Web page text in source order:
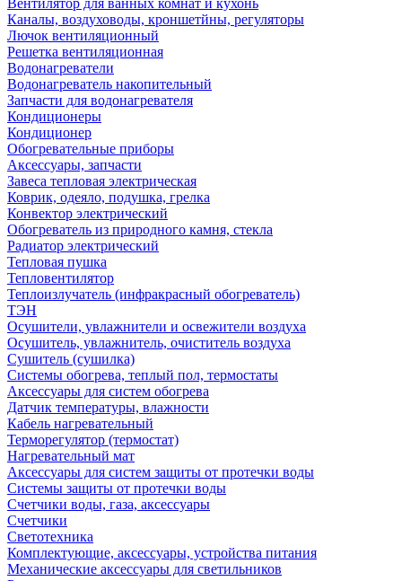
Вентилятор для ванных комнат и кухонь
Каналы, воздуховоды, кроншетйны, регуляторы
Лючок вентиляционный
Решетка вентиляционная
Водонагреватели
Водонагреватель накопительный
Запчасти для водонагревателя
Кондиционеры
Кондиционер
Обогревательные приборы
Аксессуары, запчасти
Завеса тепловая электрическая
Коврик, одеяло, подушка, грелка
Конвектор электрический
Обогреватель из природного камня, стекла
Радиатор электрический
Тепловая пушка
Тепловентилятор
Теплоизлучатель (инфракрасный обогреватель)
ТЭН
Осушители, увлажнители и освежители воздуха
Осушитель, увлажнитель, очиститель воздуха
Сушитель (сушилка)
Системы обогрева, теплый пол, термостаты
Аксессуары для систем обогрева
Датчик температуры, влажности
Кабель нагревательный
Терморегулятор (термостат)
Нагревательный мат
Аксессуары для систем защиты от протечки воды
Системы защиты от протечки воды
Счетчики воды, газа, аксессуары
Счетчики
Светотехника
Комплектующие, аксессуары, устройства питания
Механические аксессуары для светильников